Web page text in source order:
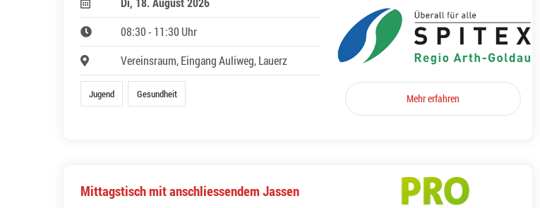
08:30 - 11:30 Uhr
Vereinsraum, Eingang Auliweg, Lauerz
Jugend Gesundheit Mehr erfahren
Mittagstisch mit anschliessendem Jassen